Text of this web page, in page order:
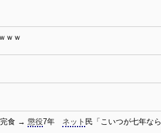
ｗｗ
食 → 懲役7年 ネット 民「こいつが七年なら